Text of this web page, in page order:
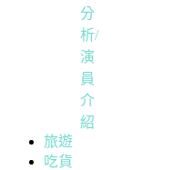
分
析/
演
員
介
紹
旅遊
吃貨